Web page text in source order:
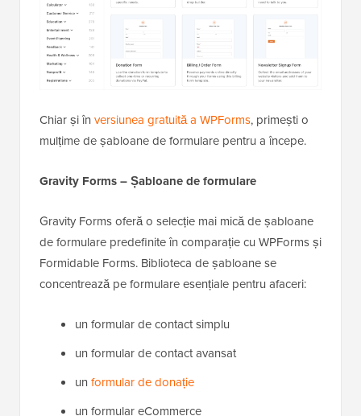
Chiar și în versiunea gratuită a WPForms, primești o
mulțime de șabloane de formulare pentru a începe.
Gravity Forms – Șabloane de formulare
Gravity Forms oferă o selecție mai mică de șabloane
de formulare predefinite în comparație cu WPForms și
Formidable Forms. Biblioteca de șabloane se
concentrează pe formulare esențiale pentru afaceri:
un formular de contact simplu
un formular de contact avansat
un formular de donație
un formular eCommerce